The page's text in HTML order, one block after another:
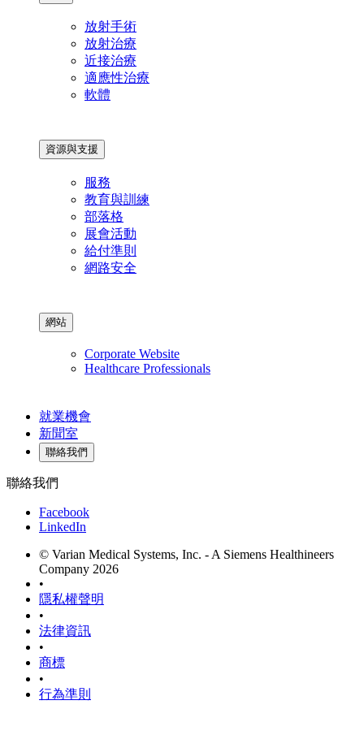
放射手術
放射治療
近接治療
適應性治療
軟體
資源與支援
服務
教育與訓練
部落格
展會活動
給付準則
網路安全
網站
Corporate Website
Healthcare Professionals
就業機會
新聞室
聯絡我們
聯絡我們
Facebook
LinkedIn
© Varian Medical Systems, Inc. - A Siemens Healthineers
Company 2026
•
隱私權聲明
•
法律資訊
•
商標
•
行為準則